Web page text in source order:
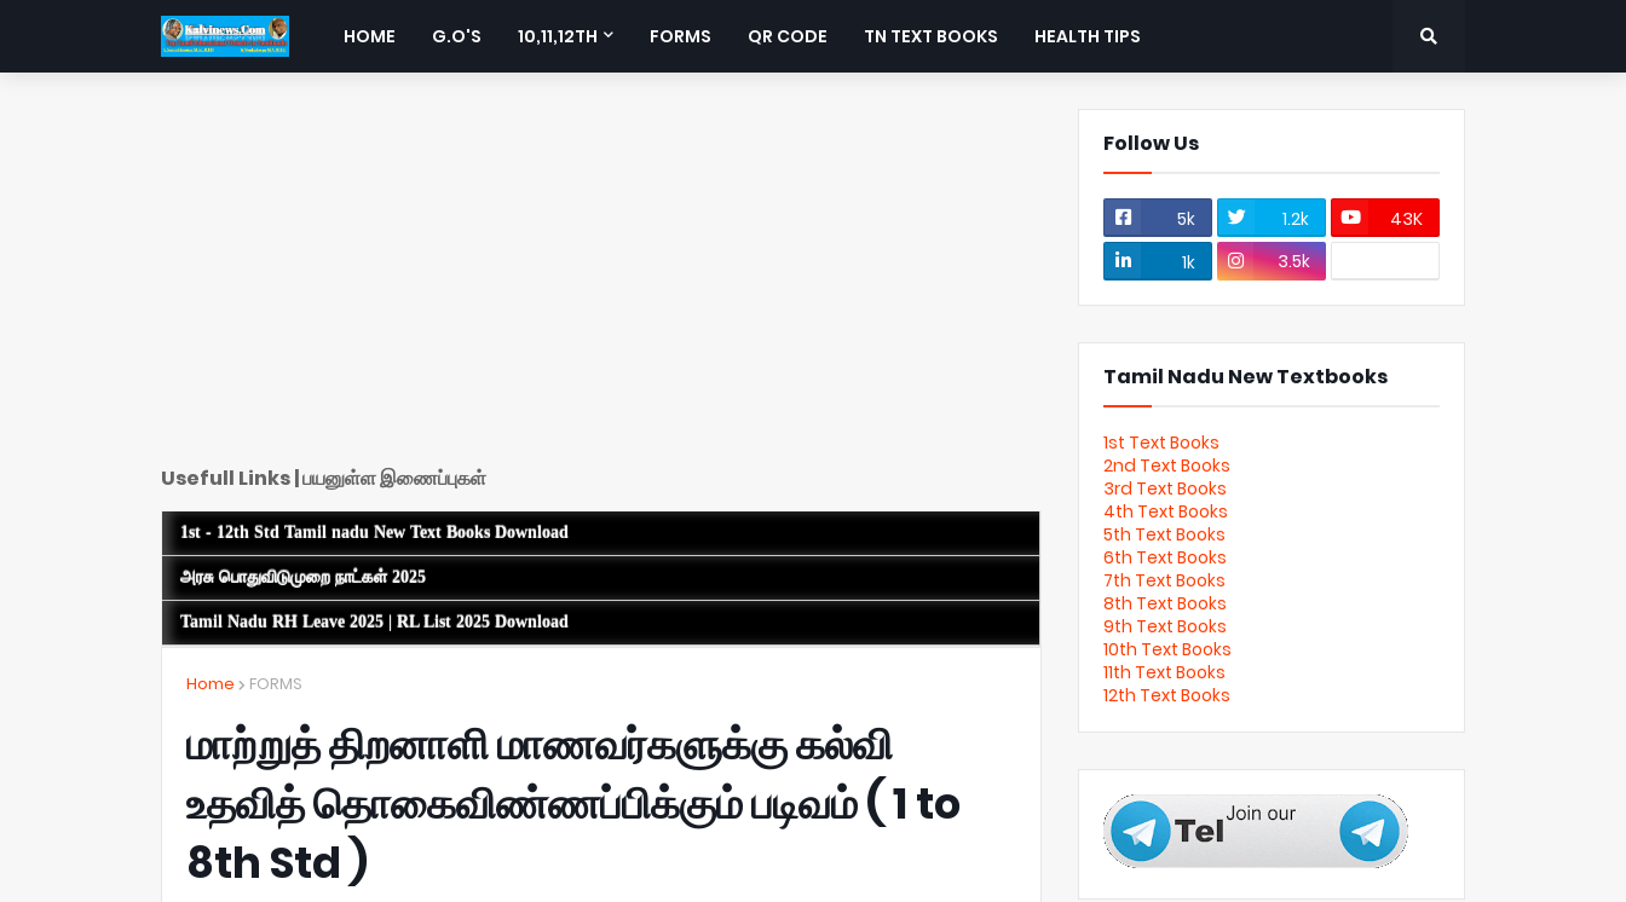
HOME G.O'S 10,11,12TH FORMS QR CODE TN TEXT BOOKS HEALTH TIPS
Usefull Links | பயனுள்ள இணைப்புகள்
1st - 12th Std Tamil nadu New Text Books Download
அரசு பொதுவிடுமுறை நாட்கள் 2025
Tamil Nadu RH Leave 2025 | RL List 2025 Download
Home FORMS
மாற்றுத் திறனாளி மாணவர்களுக்கு கல்வி
உதவித் தொகைவிண்ணப்பிக்கும் படிவம் ( 1 to
8th Std )
Follow Us
5k 1.2k
43K
1k
3.5k
Tamil Nadu New Textbooks
1st Text Books
2nd Text Books
3rd Text Books
4th Text Books
5th Text Books
6th Text Books
7th Text Books
8th Text Books
9th Text Books
10th Text Books
11th Text Books
12th Text Books